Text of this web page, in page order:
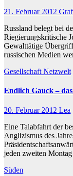
21. Februar 2012
Russland belegt bei
Riegierungskritische
Gewalttätige
russischen Medien
Gesellschaft Netzwelt
Endlich Gauck –
20. Februar 2012 Lea
Eine Talabfahrt der
Anglizismus des
jeden zweiten
Süden